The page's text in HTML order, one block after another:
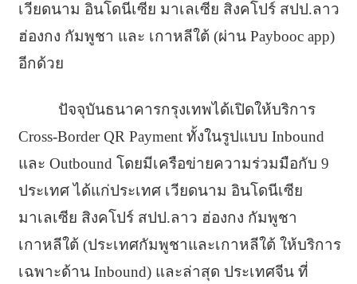
เวียดนาม อินโดนีเซีย มาเลเซีย สิงคโปร์ สปป.ลาว
ฮ่องกง กัมพูชา และ เกาหลีใต้ (ผ่าน Paybooc app)
อีกด้วย
ปัจจุบันธนาคารกรุงเทพได้เปิดให้บริการ
Cross-Border QR Payment ทั้งในรูปแบบ Inbound
และ Outbound โดยมีเครือข่ายความร่วมมือกับ 9
ประเทศ ได้แก่ประเทศ เวียดนาม อินโดนีเซีย
มาเลเซีย สิงคโปร์ สปป.ลาว ฮ่องกง กัมพูชา
เกาหลีใต้ (ประเทศกัมพูชาและเกาหลีใต้ ให้บริการ
เฉพาะด้าน Inbound) และล่าสุด ประเทศจีน ที่